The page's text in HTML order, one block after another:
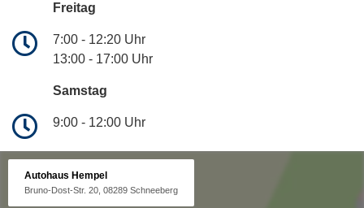
Freitag
7:00 - 12:20 Uhr
13:00 - 17:00 Uhr
Samstag
9:00 - 12:00 Uhr
Autohaus Hempel
Bruno-Dost-Str. 20, 08289 Schneeberg